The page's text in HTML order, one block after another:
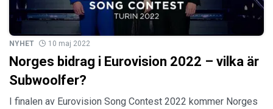
NYHET 10 maj 2022
Norges bidrag i Eurovision 2022 – vilka är
Subwoolfer?
I finalen av Eurovision Song Contest 2022 kommer Norges